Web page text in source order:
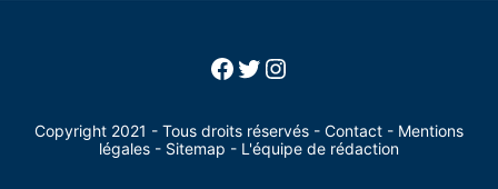
Facebook
Twitter
Instagram
Copyright 2021 - Tous droits réservés - Contact - Mentions
légales - Sitemap - L'équipe de rédaction